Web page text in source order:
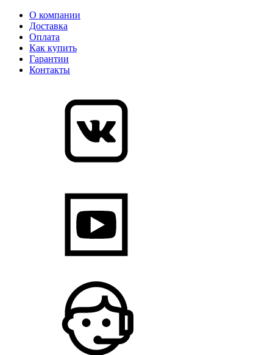
О компании
Доставка
Оплата
Как купить
Гарантии
Контакты